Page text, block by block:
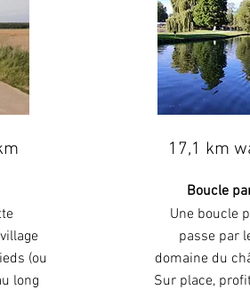
(ou
long
17,1 km
Boucle
Une boucle
passe par
domaine du
Sur place,